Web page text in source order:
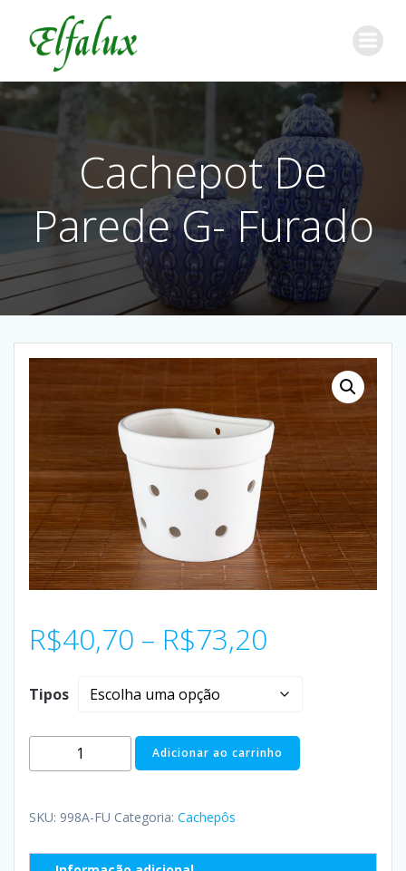
Cachepot De
Parede G- Furado
R$40,70 – R$73,20
Tipos
Adicionar ao carrinho
SKU: 998A-FU Categoria: Cachepôs